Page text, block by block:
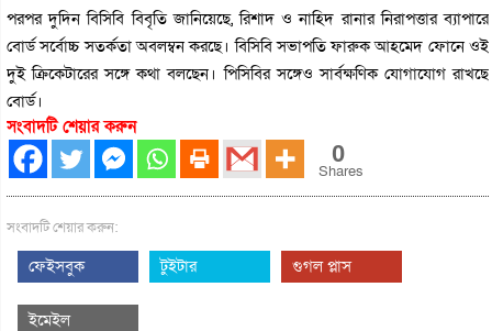
পরপর দুদিন বিসিবি বিবৃতি জানিয়েছে, রিশাদ ও নাহিদ রানার নিরাপত্তার ব্যাপারে
বোর্ড সর্বোচ্চ সতর্কতা অবলম্বন করছে। বিসিবি সভাপতি ফারুক আহমেদ ফোনে ওই
দুই ক্রিকেটারের সঙ্গে কথা বলছেন। পিসিবির সঙ্গেও সার্বক্ষণিক যোগাযোগ রাখছে
বোর্ড।
সংবাদটি শেয়ার করুন
0
Shares
সংবাদটি শেয়ার করুন:
ফেইসবুক টুইটার গুগল প্লাস
ইমেইল